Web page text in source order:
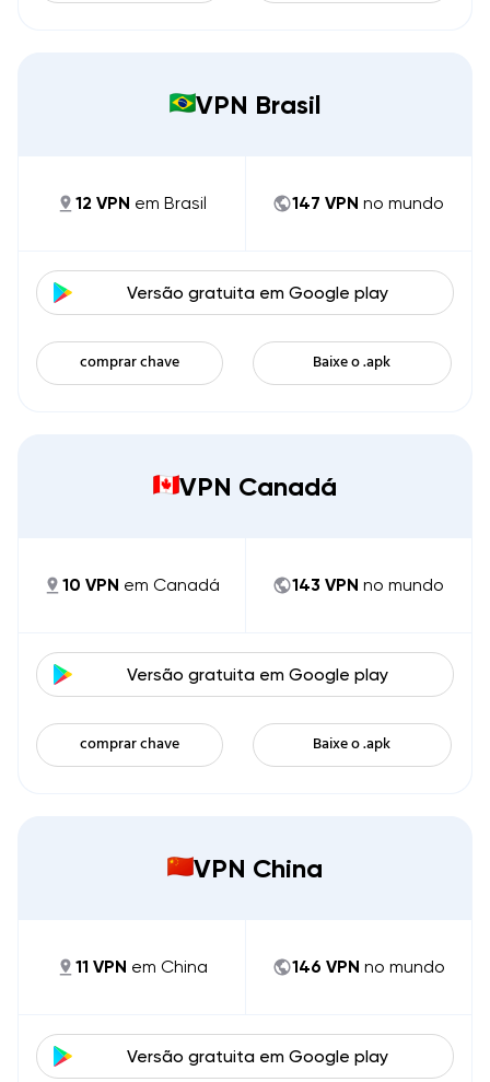
VPN Brasil
12 VPN emBrasil 147 VPN no mundo
Versão gratuita em Google play
comprar chave Baixe o .apk
VPN Canadá
10 VPN emCanadá 143 VPN no mundo
Versão gratuita em Google play
comprar chave Baixe o .apk
VPN China
11 VPN em China 146 VPN no mundo
Versão gratuita em Google play